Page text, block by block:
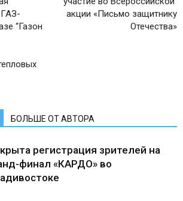
“Газон
акции «Письмо защитнику
Отечества»
БОЛЬШЕ ОТ АВТОРА
регистрация зрителей на
финал «КАРДО» во